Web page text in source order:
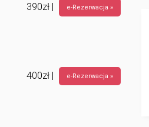
390zł | e-Rezerwacja »
400zł | e-Rezerwacja »